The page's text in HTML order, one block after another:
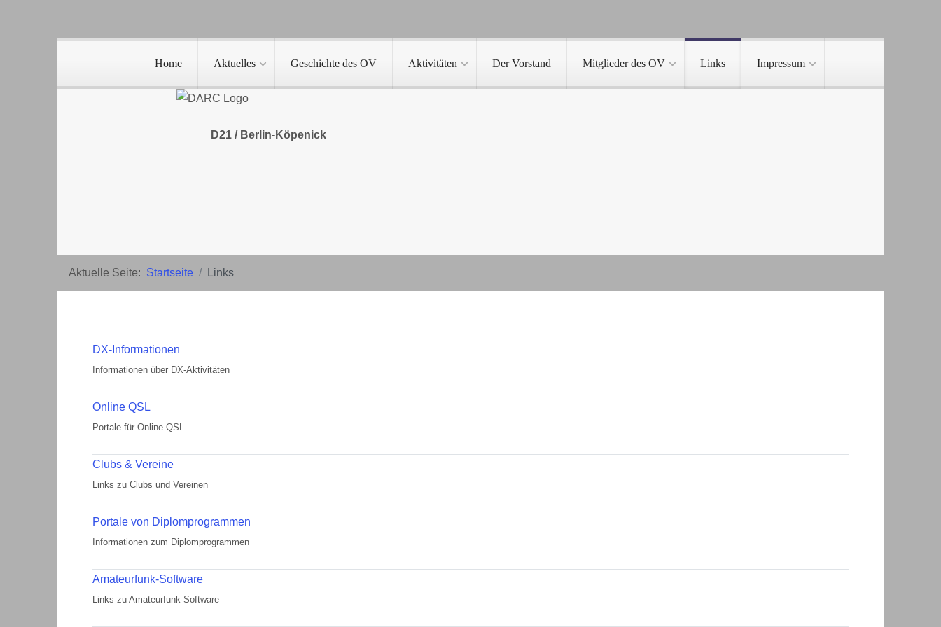
Home Aktuelles Geschichte des OV Aktivitäten Der Vorstand Mitglieder des OV Links Impressum
D21 / Berlin-Köpenick
Aktuelle Seite: Startseite Links
DX-Informationen
Informationen über DX-Aktivitäten
Online QSL
Portale für Online QSL
Clubs & Vereine
Links zu Clubs und Vereinen
Portale von Diplomprogrammen
Informationen zum Diplomprogrammen
Amateurfunk-Software
Links zu Amateurfunk-Software